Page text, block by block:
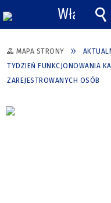
MAPA STRONY
TYDZIEŃ FUNKCJONOWANIA
ZAREJESTROWANYCH OSÓB
Włącz